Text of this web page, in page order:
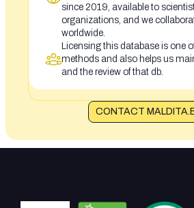
since 2019, available to
organizations, and we
worldwide.
Licensing this database is one
methods and also helps us
and the review of that db.
CONTACT